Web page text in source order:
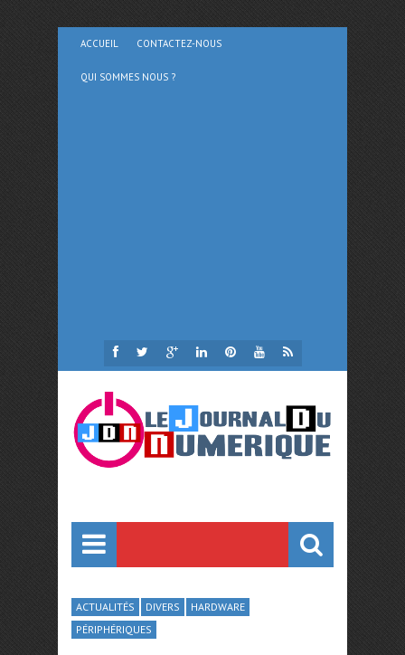
ACCUEIL CONTACTEZ-NOUS
QUI SOMMES NOUS ?
ACTUALITÉS DIVERS
HARDWARE
PÉRIPHÉRIQUES